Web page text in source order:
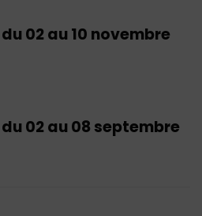
02 au 10 novembre
02 au 08 septembre